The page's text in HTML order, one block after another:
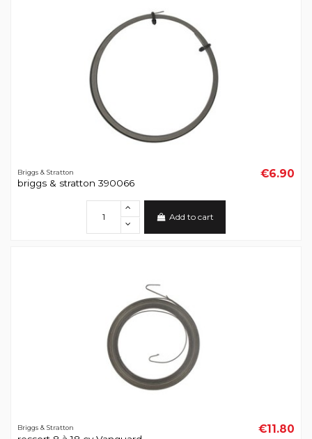
Briggs & Stratton
briggs & stratton 390066
€6.90
Add to cart
Briggs & Stratton €11.80